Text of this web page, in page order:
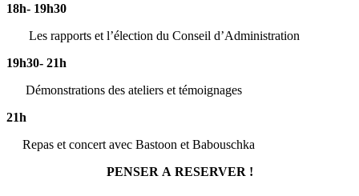
18h- 19h30
Les rapports et l’élection du Conseil d’Administration
19h30- 21h
Démonstrations des ateliers et témoignages
21h
Repas et concert avec Bastoon et Babouschka
PENSER A RESERVER !